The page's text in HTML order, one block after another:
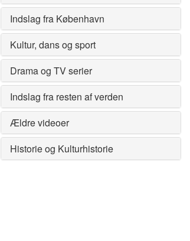
Indslag fra København
Kultur, dans og sport
Drama og TV serier
Indslag fra resten af verden
Ældre videoer
Historie og Kulturhistorie